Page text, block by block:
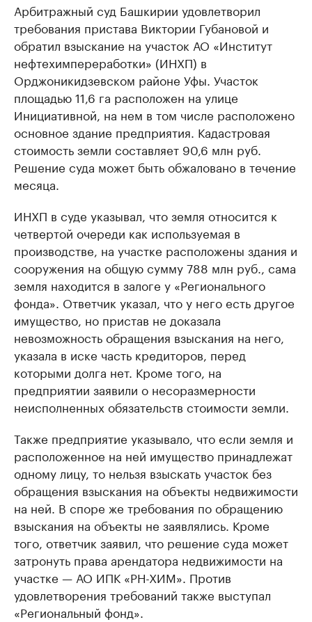
Арбитражный суд Башкирии удовлетворил
требования пристава Виктории Губановой и
обратил взыскание на участок АО «Институт
нефтехимпереработки» (ИНХП) в
Орджоникидзевском районе Уфы. Участок
площадью 11,6 га расположен на улице
Инициативной, на нем в том числе расположено
основное здание предприятия. Кадастровая
стоимость земли составляет 90,6 млн руб.
Решение суда может быть обжаловано в течение
месяца.
ИНХП в суде указывал, что земля относится к
четвертой очереди как используемая в
производстве, на участке расположены здания и
сооружения на общую сумму 788 млн руб., сама
земля находится в залоге у «Регионального
фонда». Ответчик указал, что у него есть другое
имущество, но пристав не доказала
невозможность обращения взыскания на него,
указала в иске часть кредиторов, перед
которыми долга нет. Кроме того, на
предприятии заявили о несоразмерности
неисполненных обязательств стоимости земли.
Также предприятие указывало, что если земля и
расположенное на ней имущество принадлежат
одному лицу, то нельзя взыскать участок без
обращения взыскания на объекты недвижимости
на ней. В споре же требования по обращению
взыскания на объекты не заявлялись. Кроме
того, ответчик заявил, что решение суда может
затронуть права арендатора недвижимости на
участке — АО ИПК «РН-ХИМ». Против
удовлетворения требований также выступал
«Региональный фонд».